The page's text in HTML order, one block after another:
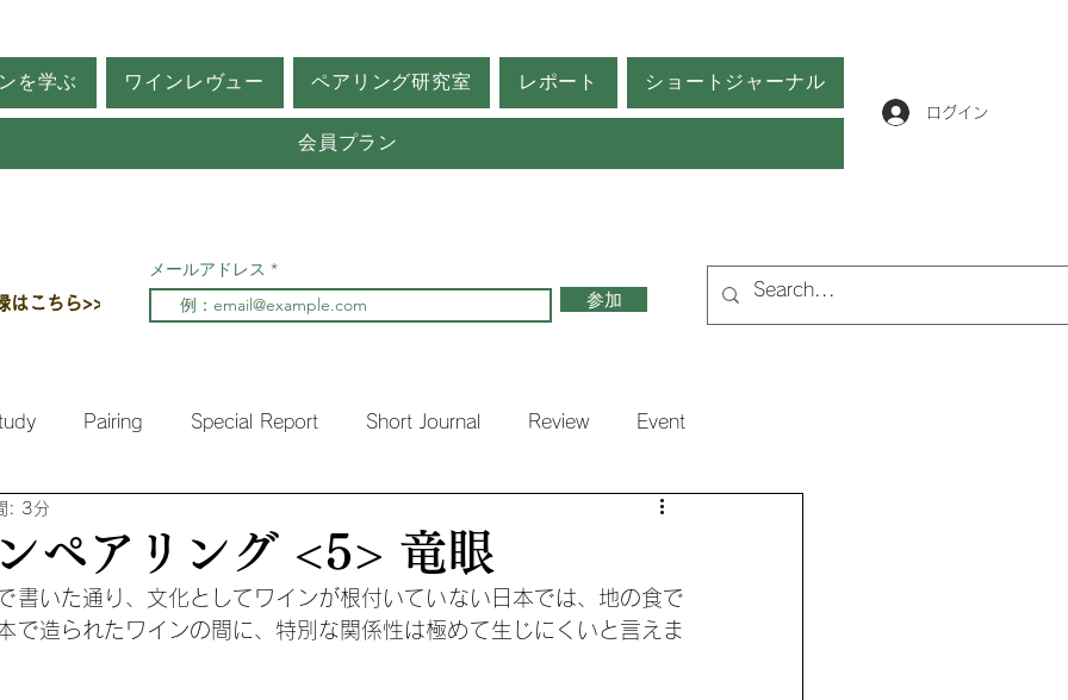
を学ぶ ワインレヴュー ペアリング研究室 レポート ショートジャーナル
会員プラン
ログイン
はこちら>>
メールアドレス
参加
Pairing Special Report Short Journal Review Event
ペアリング <5> 竜眼
: 3分
書いた通り、文化としてワインが根付いていない日本では、地の食で
で造られたワインの間に、特別な関係性は極めて生じにくいと言えま